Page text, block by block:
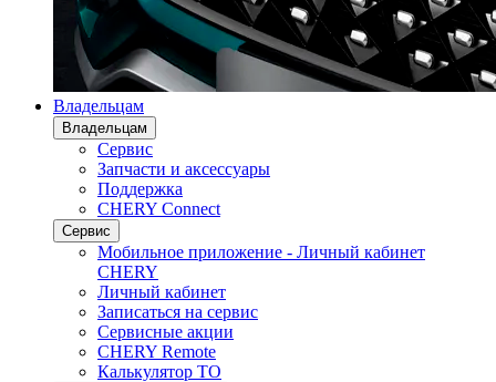
Владельцам
Владельцам
Сервис
Запчасти и аксессуары
Поддержка
CHERY Connect
Сервис
Мобильное приложение - Личный кабинет
CHERY
Личный кабинет
Записаться на сервис
Сервисные акции
CHERY Remote
Калькулятор ТО